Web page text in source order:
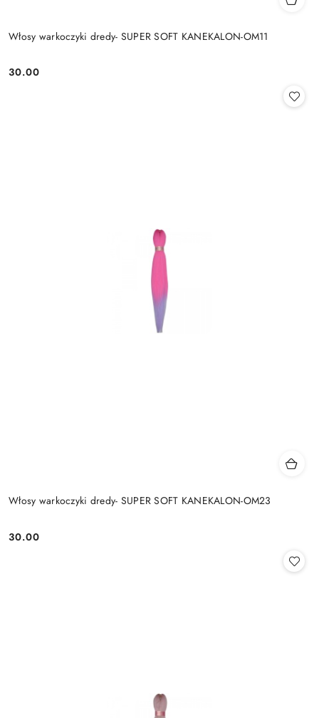
Włosy warkoczyki dredy- SUPER SOFT KANEKALON-OM11
Cena:
30.00
Włosy warkoczyki dredy- SUPER SOFT KANEKALON-OM23
Cena:
30.00